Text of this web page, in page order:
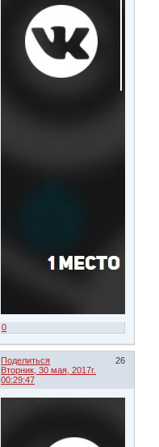
0
Поделиться
26
Вторник, 30 мая, 2017г.
00:29:47